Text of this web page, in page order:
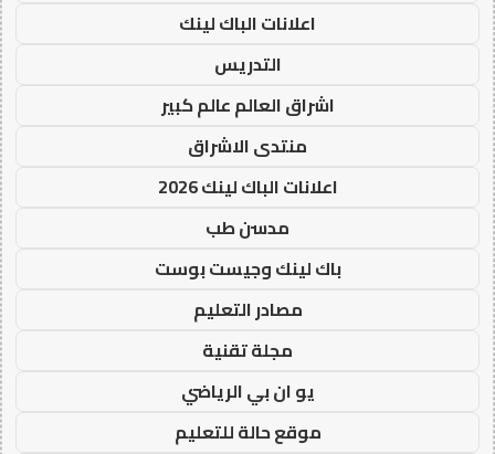
اعلانات الباك لينك
التدريس
اشراق العالم عالم كبير
منتدى الاشراق
اعلانات الباك لينك 2026
مدسن طب
باك لينك وجيست بوست
مصادر التعليم
مجلة تقنية
يو ان بي الرياضي
موقع حالة للتعليم